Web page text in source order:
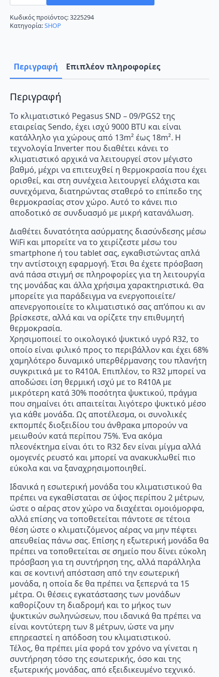
-
09/PGS2
Κλιματιστικό
Inverter
με
WiFi
ποσότητα
Κωδικός προϊόντος:3225294
Κατηγορία:SHOP
Περιγραφή Επιπλέον πληροφορίες
Περιγραφή
Το κλιματιστικό Pegasus SND – 09/PGS2 της
εταιρείας Sendo, έχει ισχύ 9000 BTU και είναι
κατάλληλο για χώρους από 13m² έως 18m². Η
τεχνολογία Inverter που διαθέτει κάνει το
κλιματιστικό αρχικά να λειτουργεί στον μέγιστο
βαθμό, μέχρι να επιτευχθεί η θερμοκρασία που έχει
ορισθεί, και στη συνέχεια λειτουργεί ελάχιστα και
συνεχόμενα, διατηρώντας σταθερό το επίπεδο της
θερμοκρασίας στον χώρο. Αυτό το κάνει πιο
αποδοτικό σε συνδυασμό με μικρή κατανάλωση.
Διαθέτει δυνατότητα ασύρματης διασύνδεσης μέσω
WiFi και μπορείτε να το χειρίζεστε μέσω του
smartphone ή του tablet σας, εγκαθιστώντας απλά
την αντίστοιχη εφαρμογή. Έτσι θα έχετε πρόσβαση
ανά πάσα στιγμή σε πληροφορίες για τη λειτουργία
της μονάδας και άλλα χρήσιμα χαρακτηριστικά. Θα
μπορείτε για παράδειγμα να ενεργοποιείτε/
απενεργοποιείτε το κλιματιστικό σας απ’όπου κι αν
βρίσκεστε, αλλά και να ορίζετε την επιθυμητή
θερμοκρασία.
Χρησιμοποιεί το οικολογικό ψυκτικό υγρό R32, το
οποίο είναι φιλικό προς το περιβάλλον και έχει 68%
χαμηλότερο δυναμικό υπερθέρμανσης του πλανήτη
συγκριτικά με το R410A. Επιπλέον, το R32 μπορεί να
αποδώσει ίση θερμική ισχύ με το R410A με
μικρότερη κατά 30% ποσότητα ψυκτικού, πράγμα
που σημαίνει ότι απαιτείται λιγότερο ψυκτικό μέσο
για κάθε μονάδα. Ως αποτέλεσμα, οι συνολικές
εκπομπές διοξειδίου του άνθρακα μπορούν να
μειωθούν κατά περίπου 75%. Ένα ακόμα
πλεονέκτημα είναι ότι το R32 δεν είναι μίγμα αλλά
ομογενές ρευστό και μπορεί να ανακυκλωθεί πιο
εύκολα και να ξαναχρησιμοποιηθεί.
Ιδανικά η εσωτερική μονάδα του κλιματιστικού θα
πρέπει να εγκαθίσταται σε ύψος περίπου 2 μέτρων,
ώστε ο αέρας στον χώρο να διαχέεται ομοιόμορφα,
αλλά επίσης να τοποθετείται πάντοτε σε τέτοια
θέση ώστε ο κλιματιζόμενος αέρας να μην πέφτει
απευθείας πάνω σας. Επίσης η εξωτερική μονάδα θα
πρέπει να τοποθετείται σε σημείο που δίνει εύκολη
πρόσβαση για τη συντήρηση της, αλλά παράλληλα
και σε κοντινή απόσταση από την εσωτερική
μονάδα, η οποία δε θα πρέπει να ξεπερνά τα 15
μέτρα. Οι θέσεις εγκατάστασης των μονάδων
καθορίζουν τη διαδρομή και το μήκος των
ψυκτικών σωληνώσεων, που ιδανικά θα πρέπει να
είναι κοντύτερη των 8 μέτρων, ώστε να μην
επηρεαστεί η απόδοση του κλιματιστικού.
Τέλος, θα πρέπει μία φορά τον χρόνο να γίνεται η
συντήρηση τόσο της εσωτερικής, όσο και της
εξωτερικής μονάδας, από εξειδικευμένο τεχνικό.